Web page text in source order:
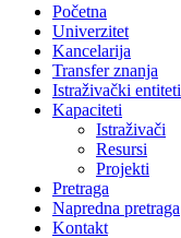
Početna
Univerzitet
Kancelarija
Transfer znanja
Istraživački entiteti
Kapaciteti
Istraživači
Resursi
Projekti
Pretraga
Napredna pretraga
Kontakt